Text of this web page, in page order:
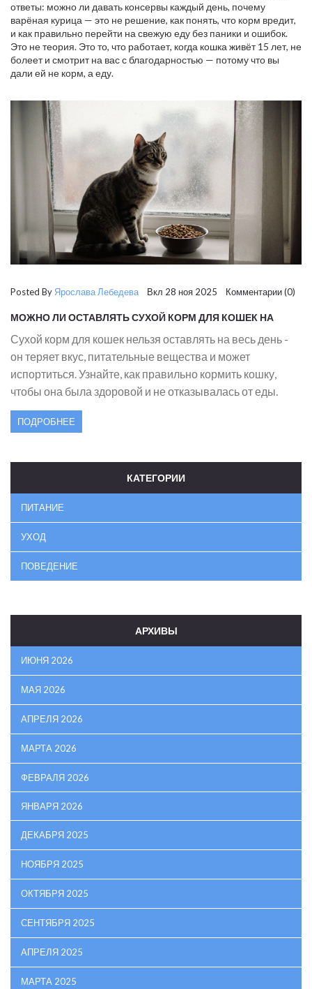
ответы: можно ли давать консервы каждый день, почему
варёная курица — это не решение, как понять, что корм вредит,
и как правильно перейти на свежую еду без паники и ошибок.
Это не теория. Это то, что работает, когда кошка живёт 15 лет, не
болеет и смотрит на вас с благодарностью — потому что вы
дали ей не корм, а еду.
Posted By Ярослава Лебедева Вкл 28 ноя 2025 Комментарии (0)
МОЖНО ЛИ ОСТАВЛЯТЬ СУХОЙ КОРМ ДЛЯ КОШЕК НА
Сухой корм для кошек нельзя оставлять на весь день -
он теряет вкус, питательные вещества и может
испортиться. Узнайте, как правильно кормить кошку,
чтобы она была здоровой и не отказывалась от еды.
ПОДРОБНЕЕ
КАТЕГОРИИ
ПИТАНИЕ
УХОД
ПОВЕДЕНИЕ
АРХИВЫ
ИЮНЯ 2026
МАЯ 2026
АПРЕЛЯ 2026
МАРТА 2026
ФЕВРАЛЯ 2026
ЯНВАРЯ 2026
ДЕКАБРЯ 2025
НОЯБРЯ 2025
ОКТЯБРЯ 2025
СЕНТЯБРЯ 2025
АПРЕЛЯ 2025
МАРТА 2025